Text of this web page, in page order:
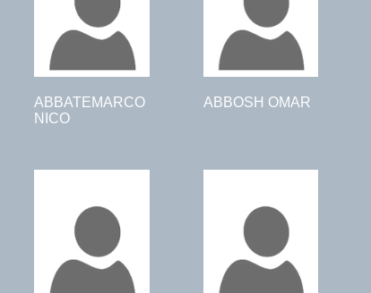
ABBATEMARCO
NICO
ABBOSH OMAR